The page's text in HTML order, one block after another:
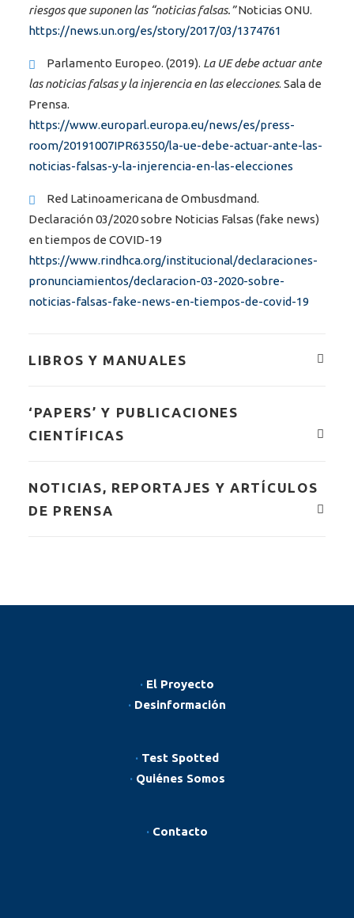
riesgos que suponen las “noticias falsas.”Noticias ONU.
https://news.un.org/es/story/2017/03/1374761
Parlamento Europeo. (2019). La UE debe actuar ante
las noticias falsas y la injerencia en las elecciones. Sala de
Prensa.
https://www.europarl.europa.eu/news/es/press-
room/20191007IPR63550/la-ue-debe-actuar-ante-las-
noticias-falsas-y-la-injerencia-en-las-elecciones
Red Latinoamericana de Ombusdmand.
Declaración 03/2020 sobre Noticias Falsas (fake news)
en tiempos de COVID-19
https://www.rindhca.org/institucional/declaraciones-
pronunciamientos/declaracion-03-2020-sobre-
noticias-falsas-fake-news-en-tiempos-de-covid-19
LIBROS Y MANUALES
‘PAPERS’ Y PUBLICACIONES
CIENTÍFICAS
NOTICIAS, REPORTAJES Y ARTÍCULOS
DE PRENSA
· El Proyecto
· Desinformación
· Test Spotted
· Quiénes Somos
· Contacto